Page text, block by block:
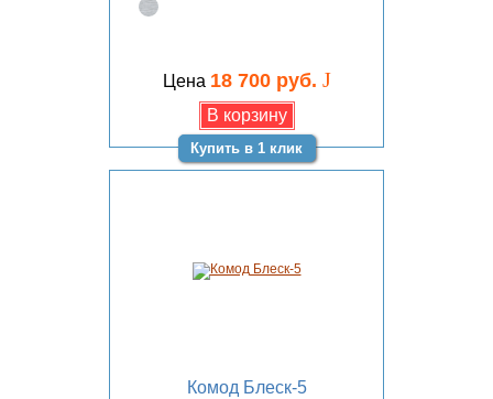
Цена 18 700 руб. J
Купить в 1 клик
Комод Блеск-5